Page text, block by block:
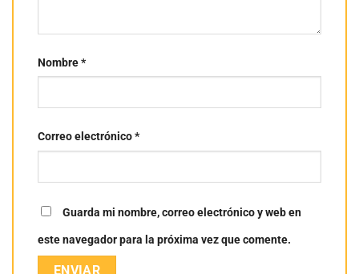
Nombre*
Correo electrónico*
Guarda mi nombre, correo electrónico y web en
este navegador para la próxima vez que comente.